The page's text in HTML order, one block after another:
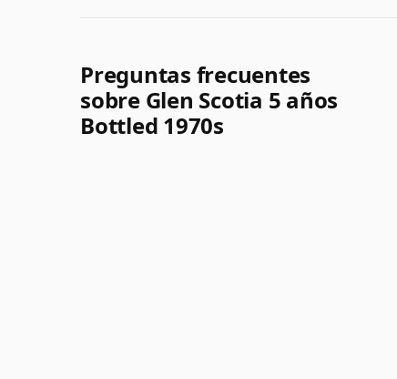
Preguntas frecuentes
sobre Glen Scotia 5 años
Bottled 1970s